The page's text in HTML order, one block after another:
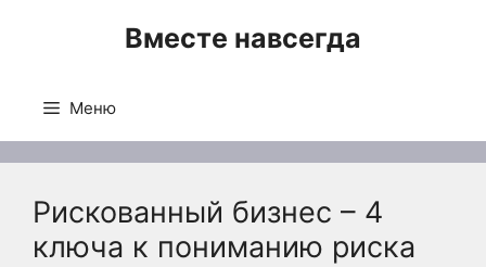
Вместе навсегда
Меню
Рискованный бизнес – 4
ключа к пониманию риска